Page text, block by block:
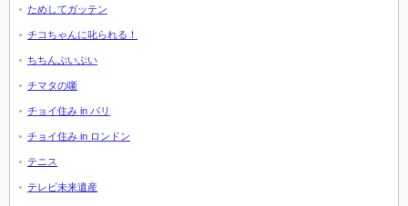
ためしてガッテン
チコちゃんに叱られる！
ちちんぷいぷい
チマタの噺
チョイ住み in パリ
チョイ住み in ロンドン
テニス
テレビ未来遺産